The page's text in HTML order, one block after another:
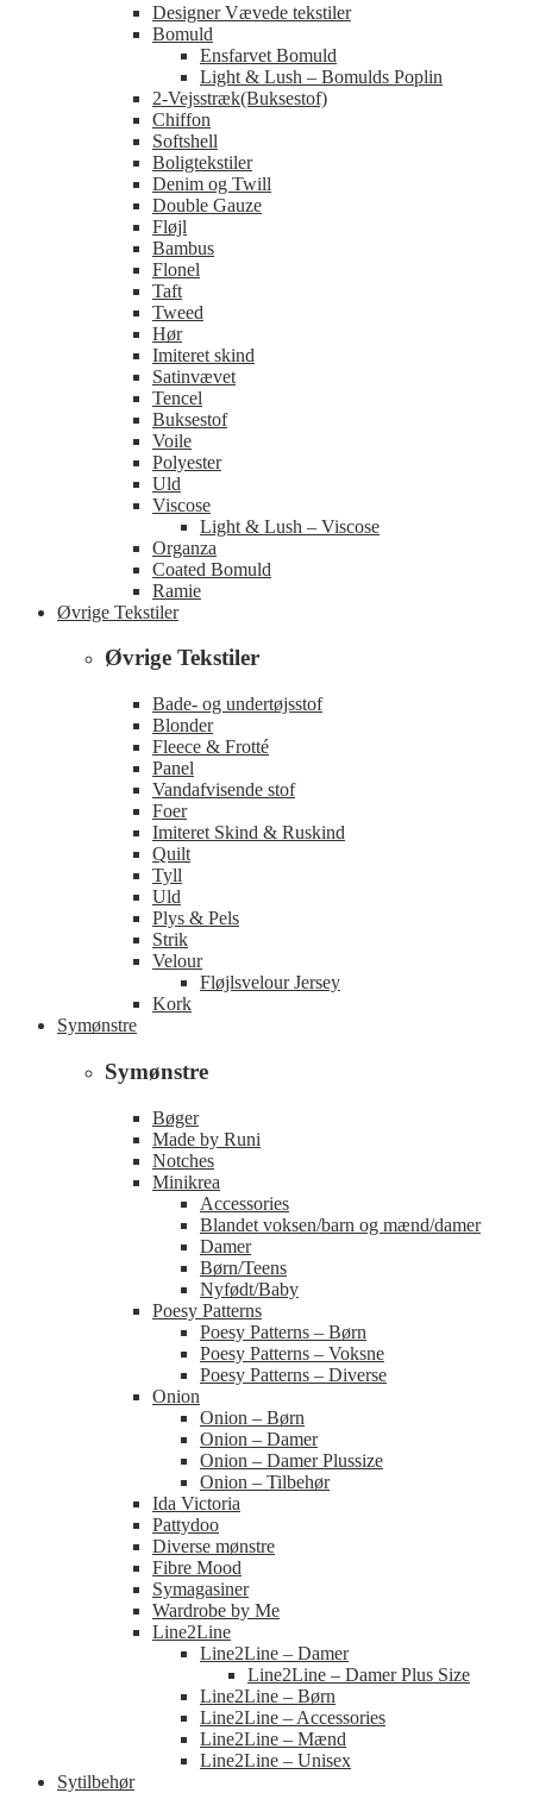
Designer Vævede tekstiler
Bomuld
Ensfarvet Bomuld
Light & Lush – Bomulds Poplin
2-Vejsstræk(Buksestof)
Chiffon
Softshell
Boligtekstiler
Denim og Twill
Double Gauze
Fløjl
Bambus
Flonel
Taft
Tweed
Hør
Imiteret skind
Satinvævet
Tencel
Buksestof
Voile
Polyester
Uld
Viscose
Light & Lush – Viscose
Organza
Coated Bomuld
Ramie
Øvrige Tekstiler
Øvrige Tekstiler
Bade- og undertøjsstof
Blonder
Fleece & Frotté
Panel
Vandafvisende stof
Foer
Imiteret Skind & Ruskind
Quilt
Tyll
Uld
Plys & Pels
Strik
Velour
Fløjlsvelour Jersey
Kork
Symønstre
Symønstre
Bøger
Made by Runi
Notches
Minikrea
Accessories
Blandet voksen/barn og mænd/damer
Damer
Børn/Teens
Nyfødt/Baby
Poesy Patterns
Poesy Patterns – Børn
Poesy Patterns – Voksne
Poesy Patterns – Diverse
Onion
Onion – Børn
Onion – Damer
Onion – Damer Plussize
Onion – Tilbehør
Ida Victoria
Pattydoo
Diverse mønstre
Fibre Mood
Symagasiner
Wardrobe by Me
Line2Line
Line2Line – Damer
Line2Line – Damer Plus Size
Line2Line – Børn
Line2Line – Accessories
Line2Line – Mænd
Line2Line – Unisex
Sytilbehør